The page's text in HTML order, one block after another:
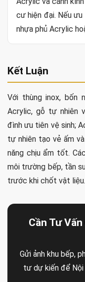
cư hiện đại. Nếu
nhựa phủ Acrylic
Kết Luận
Với thùng inox, bốn
Acrylic, gỗ tự nhiên
đình ưu tiên vệ sinh;
tự nhiên tạo vẻ ấm
năng chịu ẩm tốt.
môi trường bếp, tần
trước khi chốt vật liệu.
Cần Tư
Gửi ảnh khu bếp,
tư dự kiến để